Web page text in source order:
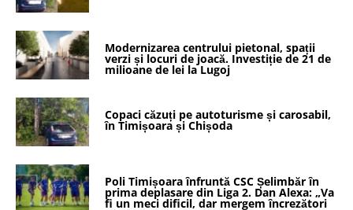
Modernizarea centrului pietonal, spații
verzi și locuri de joacă. Investiție de 21 de
milioane de lei la Lugoj
Copaci căzuți pe autoturisme și carosabil,
în Timișoara și Chișoda
Poli Timișoara înfruntă CSC Șelimbăr în
prima deplasare din Liga 2. Dan Alexa: „Va
fi un meci dificil, dar mergem încrezători